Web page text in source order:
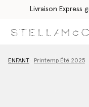
Livraison Express
ENFANT Printemp Été 2025